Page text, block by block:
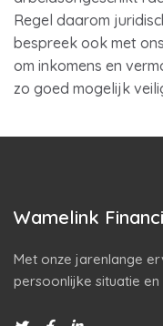
Regel daarom
bespreek ook met
om inkomens en
zo goed mogelijk
Wamelink
Met onze jarenlange
persoonlijke situatie en